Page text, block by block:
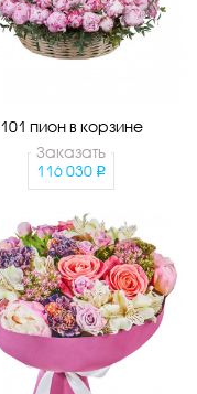
101 пион в корзине
Заказать
116 030